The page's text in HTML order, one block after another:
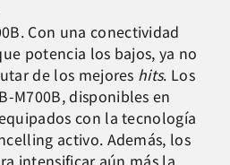
Con una conectividad
potencia los bajos, ya no
de los mejores hits. Los
M700B, disponibles en
con la tecnología
activo. Además, los
intensificar aún más la